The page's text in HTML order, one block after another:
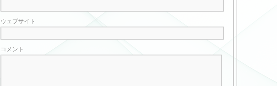
ウェブサイト
コメント